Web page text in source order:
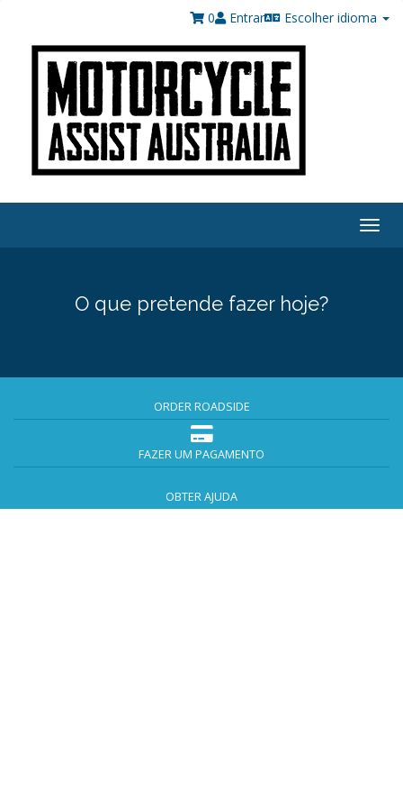
Escolher idioma
Entrar
0
O que pretende fazer hoje?
ORDER ROADSIDE
FAZER UM PAGAMENTO
OBTER AJUDA